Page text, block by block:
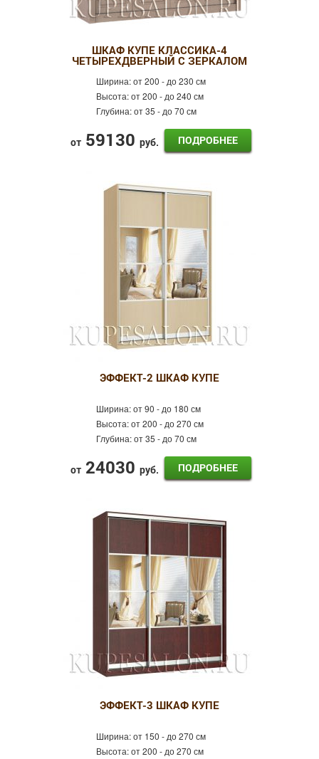
ШКАФ КУПЕ КЛАССИКА-4
ЧЕТЫРЕХДВЕРНЫЙ С ЗЕРКАЛОМ
Ширина:от 200 - до 230 см
Высота:от 200 - до 240 см
Глубина:от 35 - до 70 см
от 59130 руб. ПОДРОБНЕЕ
ЭФФЕКТ-2 ШКАФ КУПЕ
Ширина:от 90 - до 180 см
Высота:от 200 - до 270 см
Глубина:от 35 - до 70 см
от 24030 руб. ПОДРОБНЕЕ
ЭФФЕКТ-3 ШКАФ КУПЕ
Ширина:от 150 - до 270 см
Высота:от 200 - до 270 см